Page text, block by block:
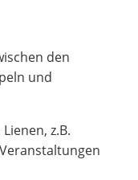
den
und
z.B.